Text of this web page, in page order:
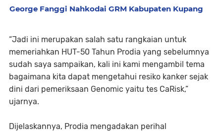
George Fanggi Nahkodai GRM Kabupaten Kupang
“Jadi ini merupakan salah satu rangkaian untuk
memeriahkan HUT-50 Tahun Prodia yang sebelumnya
sudah saya sampaikan, kali ini kami mengambil tema
bagaimana kita dapat mengetahui resiko kanker sejak
dini dari pemeriksaan Genomic yaitu tes CaRisk,”
ujarnya.
Dijelaskannya, Prodia mengadakan perihal